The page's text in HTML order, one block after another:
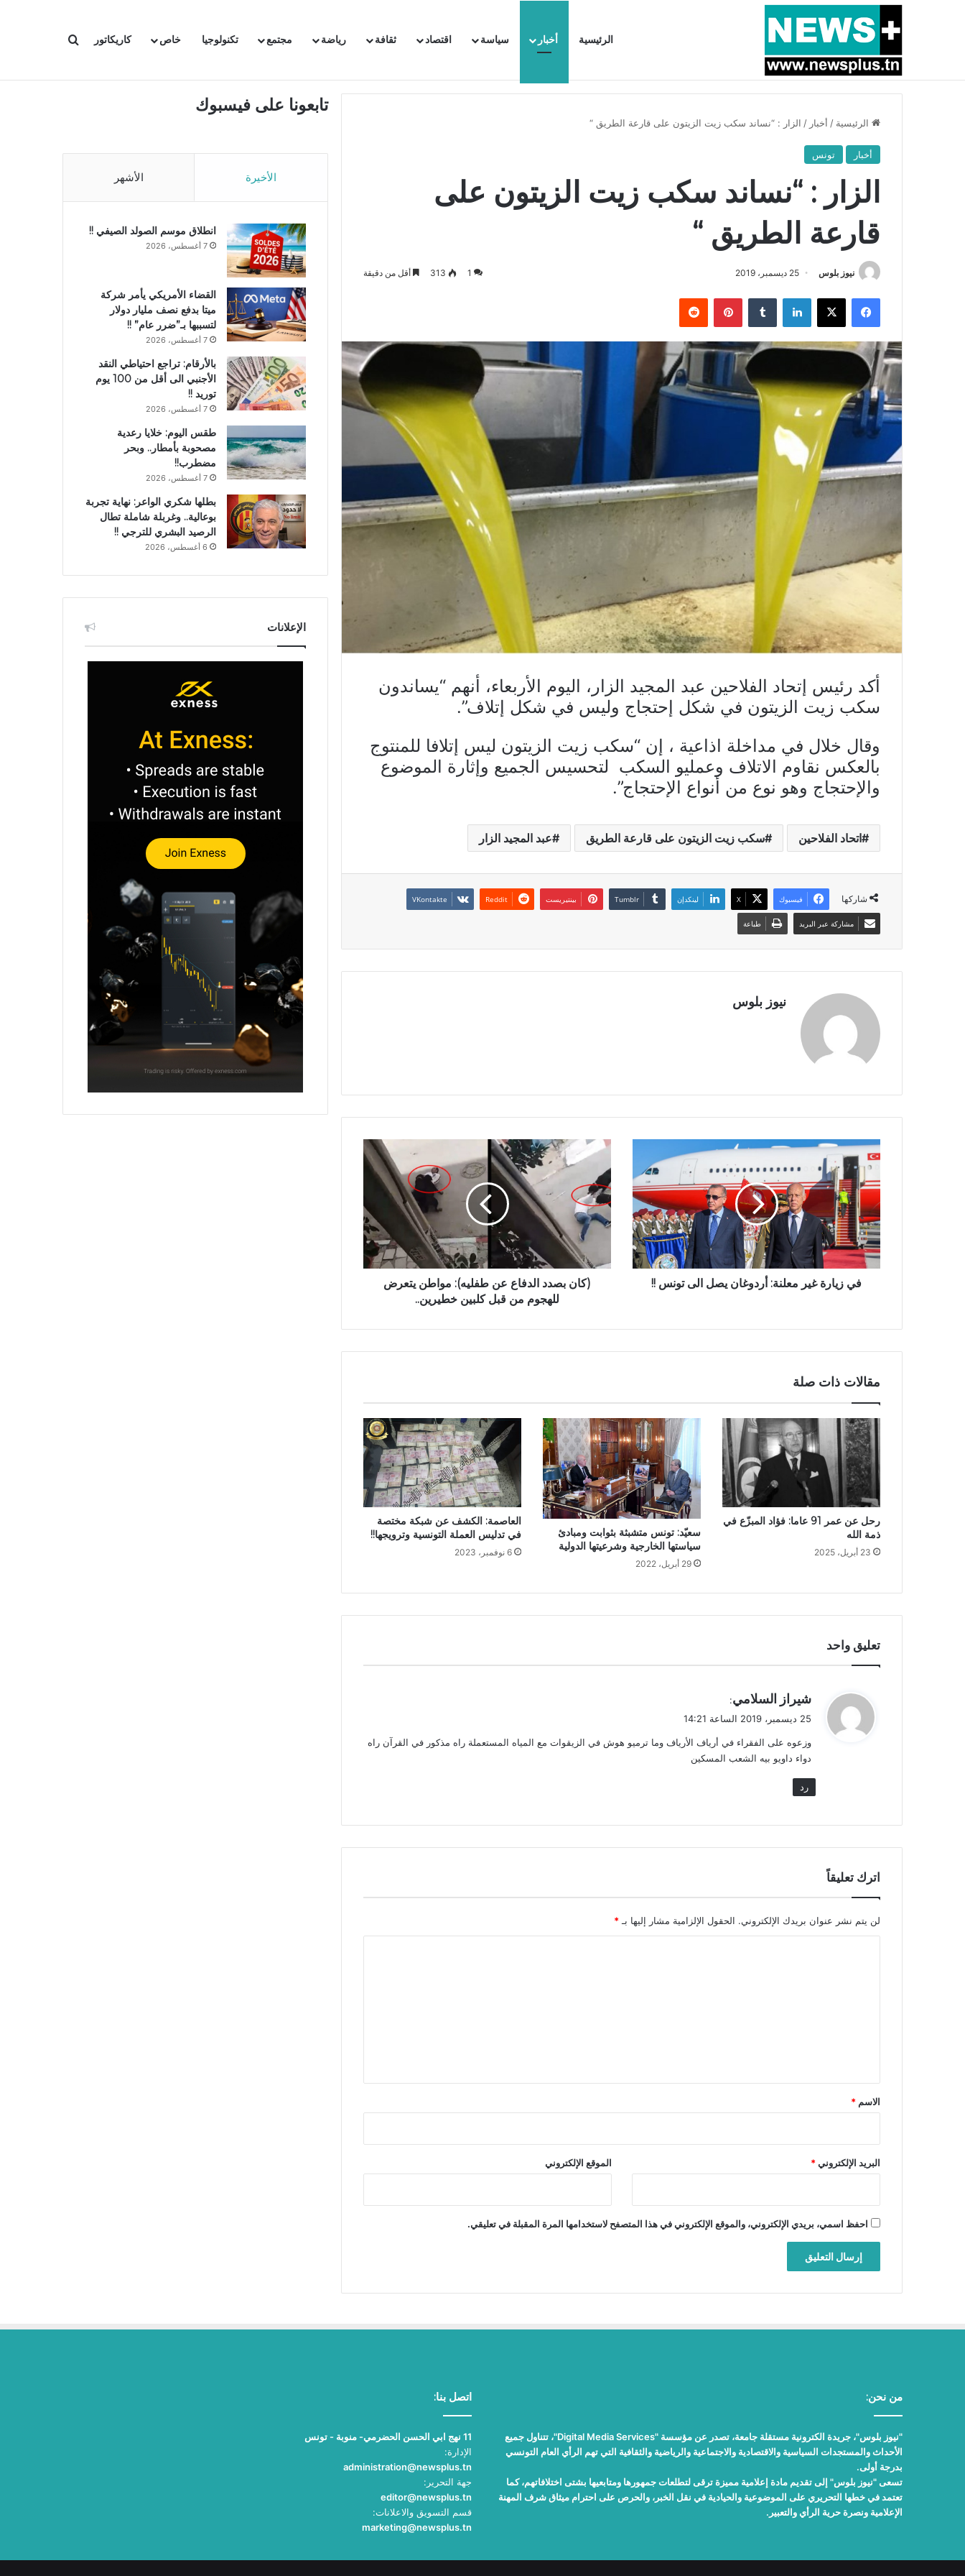
الرئيسية أخبار سياسة اقتصاد ثقافة رياضة مجتمع تكنولوجيا خاص كاريكاتور بحث عن
أخبار عاجلة بسبب المرزوقي وبتكليف من سعيّد: الخارجية تستدعي السفيرة الفرنسية بتونس وتبلغها احتجاجا شديد اللهجة !!
الرئيسية / أخبار / الزار : “نساند سكب زيت الزيتون على قارعة الطريق “
أخبار تونس
الزار : “نساند سكب زيت الزيتون على
قارعة الطريق “
نيوز بلوس 25 ديسمبر، 2019 1
313 أقل من دقيقة
فيسبوك X لينكدإن بينتيريست
أكد رئيس إتحاد الفلاحين عبد المجيد الزار، اليوم الأربعاء، أنهم “يساندون
سكب زيت الزيتون في شكل إحتجاج وليس في شكل إتلاف”.
وقال خلال في مداخلة اذاعية ، إن “سكب زيت الزيتون ليس إتلافا للمنتوج
بالعكس نقاوم الاتلاف وعمليو السكب لتحسيس الجميع وإثارة الموضوع
والإحتجاج وهو نوع من أنواع الإحتجاج”.
اتحاد الفلاحين سكب زيت الزيتون على قارعة الطريق عبد المجيد الزار
شاركها فيسبوك X لينكدإن بينتيريست
مشاركة عبر البريد طباعة
نيوز بلوس
في زيارة غير معلنة: أردوغان يصل الى تونس !!
(كان بصدد الدفاع عن طفليه): مواطن يتعرض
للهجوم من قبل كلبين خطيرين..
مقالات ذات صلة
رحل عن عمر 91 عاما: فؤاد المبزّع في
ذمة الله
23 أبريل، 2025
سعيّد: تونس متشبثة بثوابت ومبادئ
سياستها الخارجية وشرعيتها الدولية
29 أبريل، 2022
العاصمة: الكشف عن شبكة مختصة
في تدليس العملة التونسية وترويجها!!
6 نوفمبر، 2023
تعليق واحد
ي
ق
ل
شيراز السلامي:
25 ديسمبر، 2019 الساعة 14:21
وزعوه على الفقراء في أرياف الأرياف وما ترميو هوش في الزيقوات مع المياه المستعملة راه مذكور في القرآن راه
دواء داويو بيه الشعب المسكين
رد
اترك تعليقاً
لن يتم نشر عنوان بريدك الإلكتروني. الحقول الإلزامية مشار إليها بـ*
*
الاسم *
البريد الإلكتروني* الموقع الإلكتروني
احفظ اسمي، بريدي الإلكتروني، والموقع الإلكتروني في هذا المتصفح لاستخدامها المرة المقبلة في تعليقي.
تابعونا على فيسبوك
الأخيرة الأشهر
انطلاق موسم الصولد الصيفي !!
7 أغسطس، 2026
القضاء الأمريكي يأمر شركة
ميتا بدفع نصف مليار دولار
لتسببها بـ”ضرر عام” !!
7 أغسطس، 2026
بالأرقام: تراجع احتياطي النقد
الأجنبي الى أقل من 100 يوم
توريد !!
7 أغسطس، 2026
طقس اليوم: خلايا رعدية
مصحوبة بأمطار.. وبحر
مضطرب!!
7 أغسطس، 2026
بطلها شكري الواعر: نهاية تجربة
بوعالية.. وغربلة شاملة تطال
الرصيد البشري للترجي !!
6 أغسطس، 2026
الإعلانات
من نحن:
"نيوز بلوس"، جريدة الكترونية مستقلة جامعة، تصدر عن مؤسسة "Digital Media Services"، تتناول جميع
الأحداث والمستجدات السياسية والاقتصادية والاجتماعية والرياضية والثقافية التي تهم الرأي العام التونسي
بدرجة أولى.
تسعى "نيوز بلوس" إلى تقديم مادة إعلامية مميزة ترقى لتطلعات جمهورها ومتابعيها بشتى اختلافاتهم، كما
تعتمد في خطها التحريري على الموضوعية والحيادية في نقل الخبر، والحرص على احترام ميثاق شرف المهنة
الإعلامية ونصرة حرية الرأي والتعبير.
اتصل بنا:
11 نهج ابي الحسن الحضرمي- منوبة - تونس
الإدارة:
administration@newsplus.tn
جهة التحرير:
editor@newsplus.tn
قسم التسويق والاعلانات:
marketing@newsplus.tn